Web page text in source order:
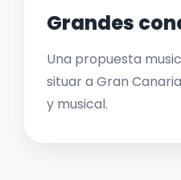
Grandes
Una propuesta
situar a Gran
y musical.